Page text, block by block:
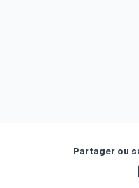
Partager ou